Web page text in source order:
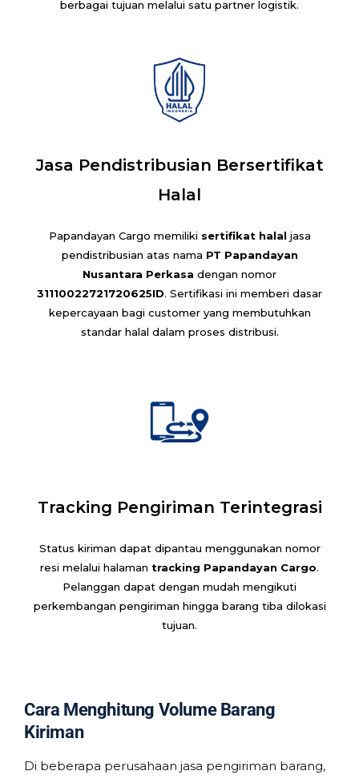
berbagai tujuan melalui satu partner logistik.
Jasa Pendistribusian Bersertifikat
Halal
Papandayan Cargo memiliki sertifikat halal jasa
pendistribusian atas nama PT Papandayan
Nusantara Perkasa dengan nomor
31110022721720625ID. Sertifikasi ini memberi dasar
kepercayaan bagi customer yang membutuhkan
standar halal dalam proses distribusi.
Tracking Pengiriman Terintegrasi
Status kiriman dapat dipantau menggunakan nomor
resi melalui halaman tracking Papandayan Cargo.
Pelanggan dapat dengan mudah mengikuti
perkembangan pengiriman hingga barang tiba dilokasi
tujuan.
Cara Menghitung Volume Barang
Kiriman
Di beberapa perusahaan jasa pengiriman barang,